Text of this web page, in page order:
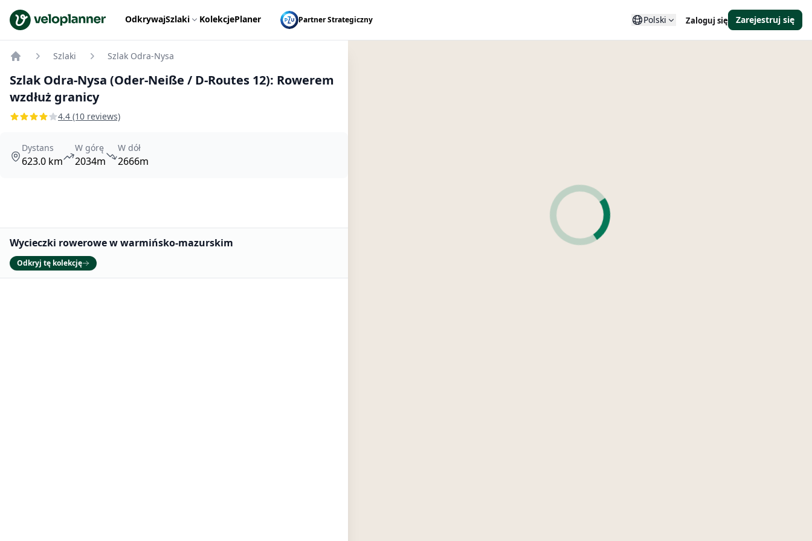
VeloPlanner OdkrywajSzlaki KolekcjePlaner Partner Strategiczny Polski Zaloguj się Zarejestruj się
Szlaki Szlak Odra-Nysa
Szlak Odra-Nysa (Oder-Neiße / D-Routes 12): Rowerem
wzdłuż granicy
4.4 (10 reviews)
Dystans
623.0 km
W górę
2034m
W dół
2666m
Promowane
Wycieczki rowerowe w warmińsko-mazurskim
Odkryj tę kolekcję